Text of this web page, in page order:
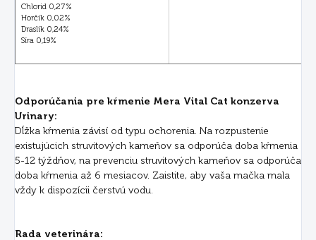
Chlorid 0,27%
Horčík 0,02%
Draslík 0,24%
Síra 0,19%
Odporúčania pre kŕmenie Mera Vital Cat konzerva
Urinary:
Dĺžka kŕmenia závisí od typu ochorenia. Na rozpustenie
existujúcich struvitových kameňov sa odporúča doba kŕmenia
5-12 týždňov, na prevenciu struvitových kameňov sa odporúča
doba kŕmenia až 6 mesiacov. Zaistite, aby vaša mačka mala
vždy k dispozícii čerstvú vodu.
Rada veterinára: